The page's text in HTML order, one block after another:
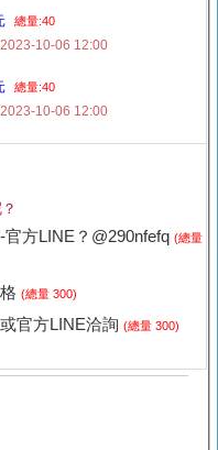
總量:40
2023-10-06 12:00
總量:40
2023-10-06 12:00
方LINE？@290nfefq (總量
(總量 300)
官方LINE洽詢 (總量 300)